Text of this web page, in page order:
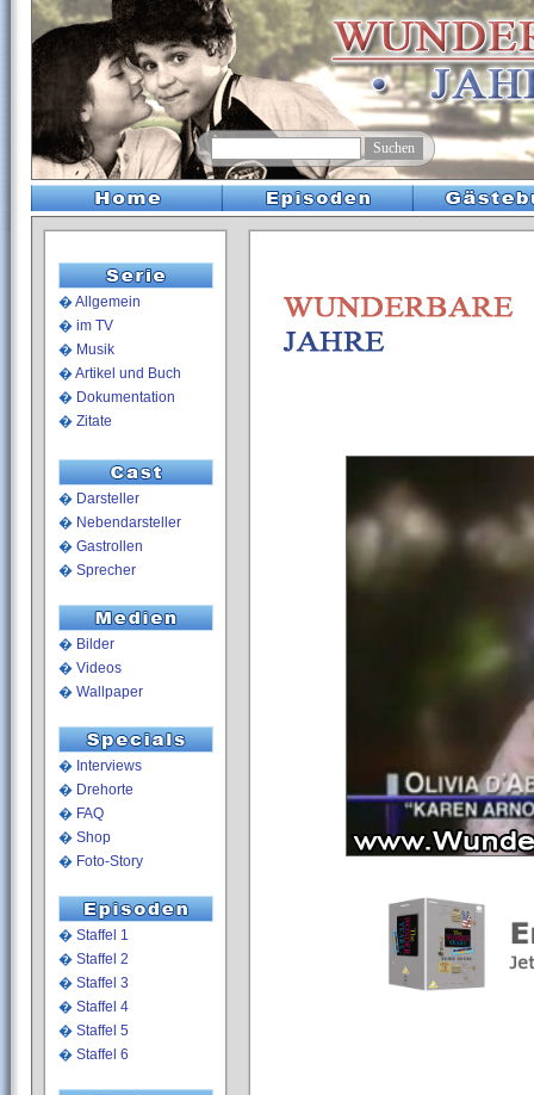
�Allgemein
� im TV
� Musik
�Artikel und Buch
� Dokumentation
� Zitate
� Darsteller
� Nebendarsteller
� Gastrollen
� Sprecher
� Bilder
� Videos
� Wallpaper
� Interviews
� Drehorte
� FAQ
� Shop
� Foto-Story
� Staffel 1
� Staffel 2
� Staffel 3
� Staffel 4
� Staffel 5
� Staffel 6